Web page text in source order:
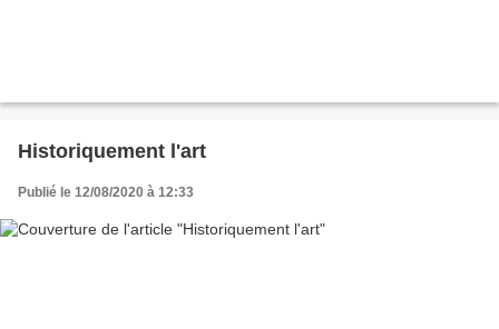
Historiquement l'art
Publié le 12/08/2020 à 12:33